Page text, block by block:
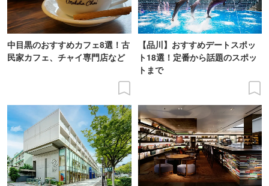
中目黒のおすすめカフェ8選！古
民家カフェ、チャイ専門店など
【品川】おすすめデートスポッ
ト18選！定番から話題のスポッ
トまで